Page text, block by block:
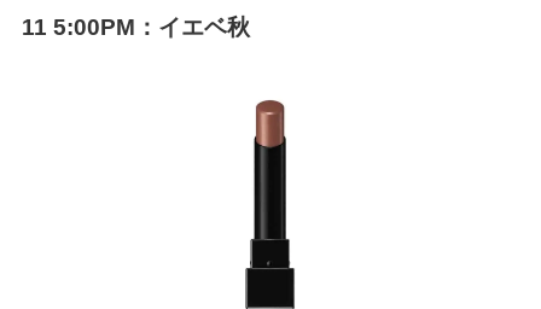
11 5:00PM ：イエベ秋